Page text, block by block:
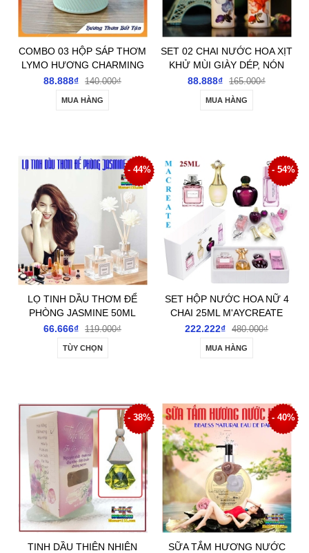
COMBO 03 HỘP SÁP THƠM
LYMO HƯƠNG CHARMING
100G
88.888₫ 140.000₫
MUA HÀNG
SET 02 CHAI NƯỚC HOA XỊT
KHỬ MÙI GIÀY DÉP, NÓN
BẢO HIỂM O'WELL
88.888₫ 165.000₫
MUA HÀNG
- 44%
LỌ TINH DẦU THƠM ĐỂ
PHÒNG JASMINE 50ML
66.666₫ 119.000₫
TÙY CHỌN
- 54%
SET HỘP NƯỚC HOA NỮ 4
CHAI 25ML M'AYCREATE
222.222₫ 480.000₫
MUA HÀNG
- 38%
TINH DẦU THIÊN NHIÊN
- 40%
SỮA TẮM HƯƠNG NƯỚC